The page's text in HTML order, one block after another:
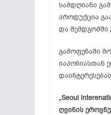
სამდღიანი
პროდუქცია
და შემდგომში
გამოფენაში
იაპონიასთან
„Seoul
ღვინის